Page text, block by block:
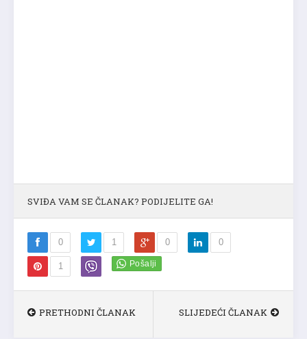
SVIĐA VAM SE ČLANAK? PODIJELITE GA!
0 1 0 0
1
PRETHODNI ČLANAK SLIJEDEĆI ČLANAK